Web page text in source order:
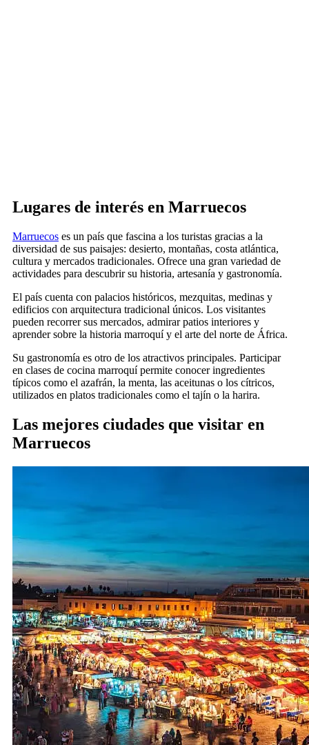
Lugares de interés en Marruecos
Marruecos es un país que fascina a los turistas gracias a la
diversidad de sus paisajes: desierto, montañas, costa atlántica,
cultura y mercados tradicionales. Ofrece una gran variedad de
actividades para descubrir su historia, artesanía y gastronomía.
El país cuenta con palacios históricos, mezquitas, medinas y
edificios con arquitectura tradicional únicos. Los visitantes
pueden recorrer sus mercados, admirar patios interiores y
aprender sobre la historia marroquí y el arte del norte de África.
Su gastronomía es otro de los atractivos principales. Participar
en clases de cocina marroquí permite conocer ingredientes
típicos como el azafrán, la menta, las aceitunas o los cítricos,
utilizados en platos tradicionales como el tajín o la harira.
Las mejores ciudades que visitar en
Marruecos